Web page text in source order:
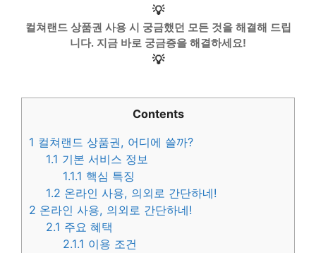
💡
컬쳐랜드 상품권 사용 시 궁금했던 모든 것을 해결해 드립
니다. 지금 바로 궁금증을 해결하세요!
💡
Contents
1 컬쳐랜드 상품권, 어디에 쓸까?
1.1 기본 서비스 정보
1.1.1 핵심 특징
1.2 온라인 사용, 의외로 간단하네!
2 온라인 사용, 의외로 간단하네!
2.1 주요 혜택
2.1.1 이용 조건